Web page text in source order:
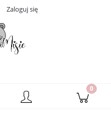
Zaloguj się